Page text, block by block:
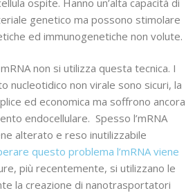
genetico ma possono stimolare
ed immunogenetiche non volute.
non si utilizza questa tecnica. I
nucleotidico non virale sono sicuri, la
ed economica ma soffrono ancora
endocellulare. Spesso l’mRNA
alterato e reso inutilizzabile
questo problema l’mRNA viene
più recentemente, si utilizzano le
la creazione di nanotrasportatori